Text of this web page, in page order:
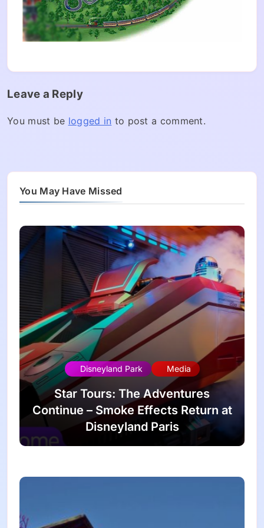
Leave a Reply
You must be logged in to post a comment.
You May Have Missed
Disneyland Park Media
Star Tours: The Adventures
Continue – Smoke Effects Return at
Disneyland Paris